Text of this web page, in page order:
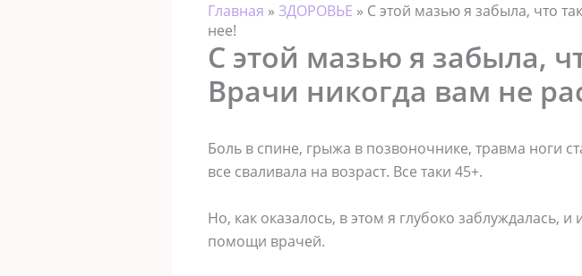
Главная » ЗДОРОВЬЕ » С этой мазью я забыла, что
нее!
С этой мазью я забыла,
Врачи никогда вам не
Боль в спине, грыжа в позвоночнике, травма ноги
все сваливала на возраст. Все таки 45+.
Но, как оказалось, в этом я глубоко заблуждалась,
помощи врачей.